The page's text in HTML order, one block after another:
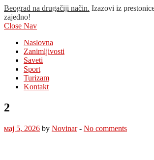
Beograd na drugačiji način. Izazovi iz
zajedno!
Close Nav
Naslovna
Zanimljivosti
Saveti
Sport
Turizam
Kontakt
2
мај 5, 2026 by Novinar- No comments